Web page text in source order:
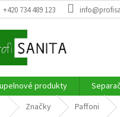
+420 734 489 123
produkty
Domů Značky Paffoni